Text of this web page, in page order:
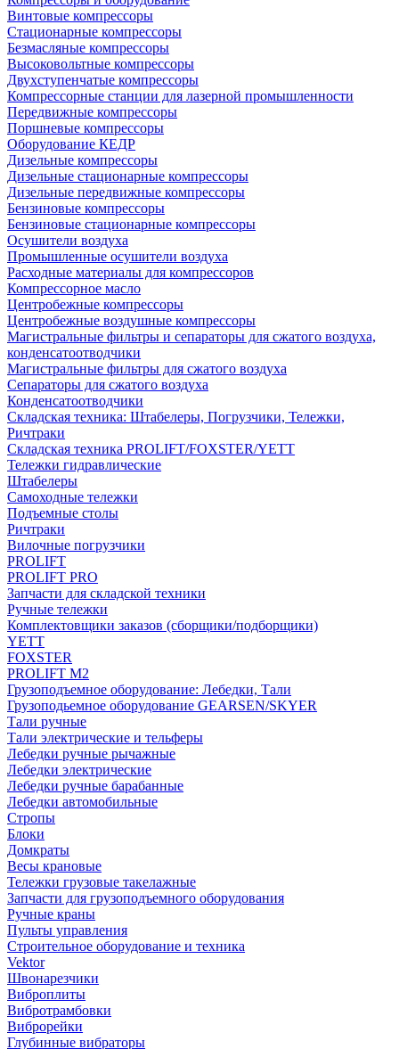
Винтовые компрессоры
Стационарные компрессоры
Безмасляные компрессоры
Высоковольтные компрессоры
Двухступенчатые компрессоры
Компрессорные станции для лазерной промышленности
Передвижные компрессоры
Поршневые компрессоры
Оборудование КЕДР
Дизельные компрессоры
Дизельные стационарные компрессоры
Дизельные передвижные компрессоры
Бензиновые компрессоры
Бензиновые стационарные компрессоры
Осушители воздуха
Промышленные осушители воздуха
Расходные материалы для компрессоров
Компрессорное масло
Центробежные компрессоры
Центробежные воздушные компрессоры
Магистральные фильтры и сепараторы для сжатого воздуха,
конденсатоотводчики
Магистральные фильтры для сжатого воздуха
Сепараторы для сжатого воздуха
Конденсатоотводчики
Складская техника: Штабелеры, Погрузчики, Тележки,
Ричтраки
Складская техника PROLIFT/FOXSTER/YETT
Тележки гидравлические
Штабелеры
Самоходные тележки
Подъемные столы
Ричтраки
Вилочные погрузчики
PROLIFT
PROLIFT PRO
Запчасти для складской техники
Ручные тележки
Комплектовщики заказов (сборщики/подборщики)
YETT
FOXSTER
PROLIFT M2
Грузоподъемное оборудование: Лебедки, Тали
Грузоподьемное оборудование GEARSEN/SKYER
Тали ручные
Тали электрические и тельферы
Лебедки ручные рычажные
Лебедки электрические
Лебедки ручные барабанные
Лебедки автомобильные
Стропы
Блоки
Домкраты
Весы крановые
Тележки грузовые такелажные
Запчасти для грузоподъемного оборудования
Ручные краны
Пульты управления
Строительное оборудование и техника
Vektor
Швонарезчики
Виброплиты
Вибротрамбовки
Виброрейки
Глубинные вибраторы